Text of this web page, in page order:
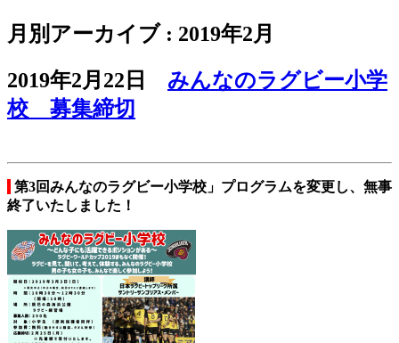
月別アーカイブ : 2019年2月
2019年2月22日 みんなのラグビー小学
校 募集締切
第3回みんなのラグビー小学校」プログラムを変更し、無事
終了いたしました！